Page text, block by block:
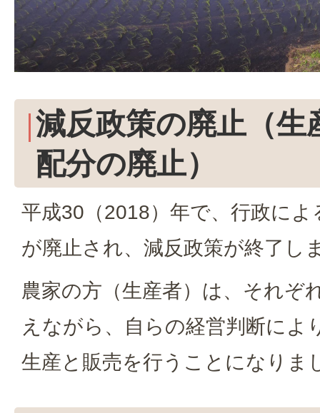
減反政策の廃止（生
配分の廃止）
平成30（2018）年で、行政に
が廃止され、減反政策が終了し
農家の方（生産者）は、それぞ
えながら、自らの経営判断によ
生産と販売を行うことになりま